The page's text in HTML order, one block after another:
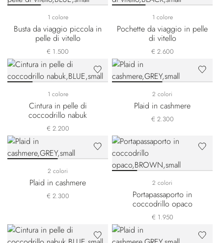
1 colore
Busta da viaggio piccola in
pelle di vitello
€ 1.500
1 colore
Pochette da viaggio in pelle
di vitello
€ 2.600
1 colore
Cintura in pelle di
coccodrillo nabuk
€ 2.200
2 colori
Plaid in cashmere
€ 2.300
2 colori
Plaid in cashmere
€ 2.300
2 colori
Portapassaporto in
coccodrillo opaco
€ 1.950